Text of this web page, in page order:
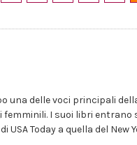
una delle voci principali
I suoi libri entrano
Today a quella del New